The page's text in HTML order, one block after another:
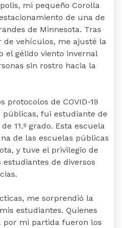
mi pequeño Corolla
de una de
de Minnesota. Tras
vehículos, me ajusté la
el gélido viento invernal
sin rostro hacia la
protocolos de COVID-19
públicas, fui estudiante de
11.º grado. Esta escuela
de las escuelas públicas
y tuve el privilegio de
de diversos
me sorprendió la
estudiantes. Quienes
por mi partida fueron los